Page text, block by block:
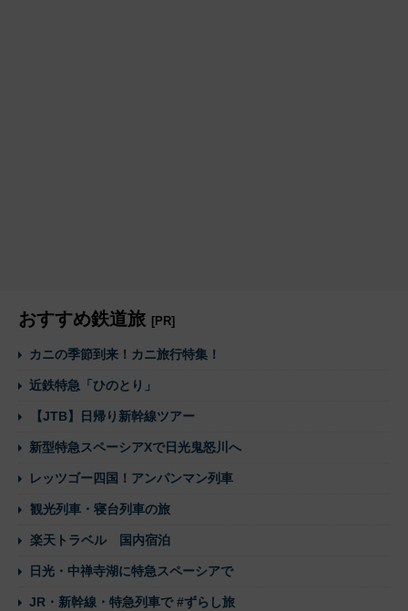
おすすめ鉄道旅 [PR]
カニの季節到来！カニ旅行特集！
近鉄特急「ひのとり」
【JTB】日帰り新幹線ツアー
新型特急スペーシアXで日光鬼怒川へ
レッツゴー四国！アンパンマン列車
観光列車・寝台列車の旅
楽天トラベル 国内宿泊
日光・中禅寺湖に特急スペーシアで
JR・新幹線・特急列車で #ずらし旅